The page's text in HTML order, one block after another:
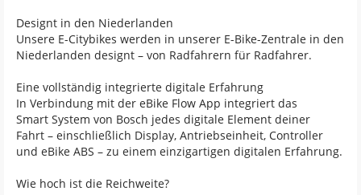
Designt in den Niederlanden
Unsere E-Citybikes werden in unserer E-Bike-Zentrale in den
Niederlanden designt – von Radfahrern für Radfahrer.
Eine vollständig integrierte digitale Erfahrung
In Verbindung mit der eBike Flow App integriert das
Smart System von Bosch jedes digitale Element deiner
Fahrt – einschließlich Display, Antriebseinheit, Controller
und eBike ABS – zu einem einzigartigen digitalen Erfahrung.
Wie hoch ist die Reichweite?